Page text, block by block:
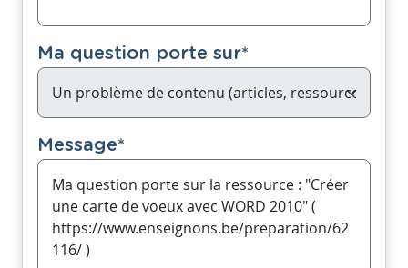
Ma question porte sur*
Message*